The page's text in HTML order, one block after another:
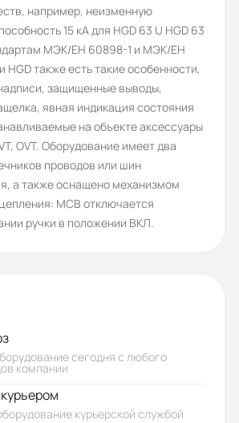
(В):
напряжение (кВ):
(Гц):
например, неизменную
15 кА для HGD 63 U HGD 63
МЭК/ЕН 60898-1 и МЭК/ЕН
также есть такие особенности,
защищенные выводы,
явная индикация состояния
на объекте аксессуары
OVT. Оборудование имеет два
проводов или шин
а также оснащено механизмом
MCB отключается
ручки в положении ВКЛ.
сегодня с любого
компании
курьерской службой